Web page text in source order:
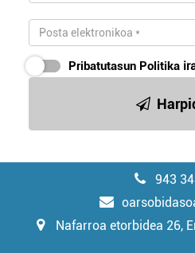
Pribatutasun Politika
943
Nafarroa etorbidea 26,